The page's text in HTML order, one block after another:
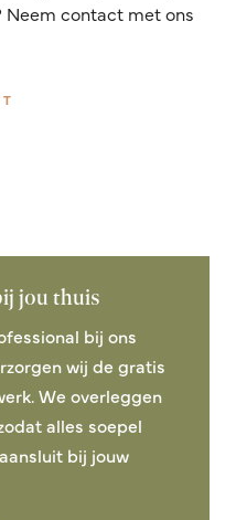
Neem contact met ons
jou thuis
bij ons
wij de gratis
We overleggen
alles soepel
bij jouw